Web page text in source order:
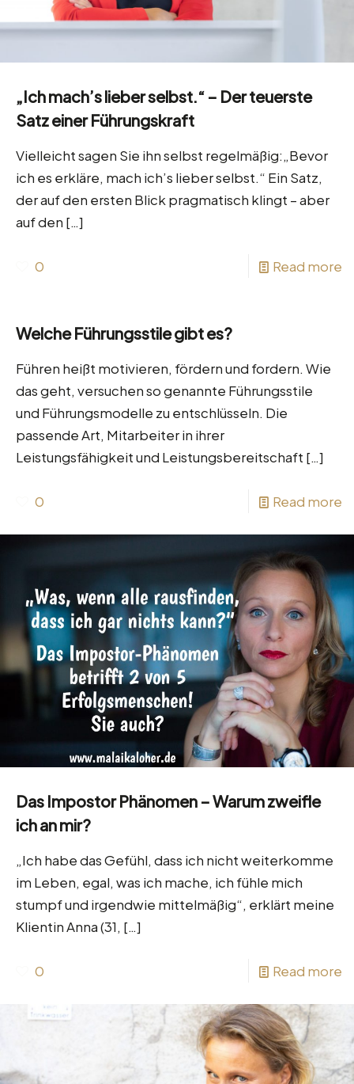
„Ich mach’s lieber selbst.“ – Der teuerste
Satz einer Führungskraft
Vielleicht sagen Sie ihn selbst regelmäßig:„Bevor
ich es erkläre, mach ich’s lieber selbst.“ Ein Satz,
der auf den ersten Blick pragmatisch klingt – aber
auf den […]
0 Read more
Welche Führungsstile gibt es?
Führen heißt motivieren, fördern und fordern. Wie
das geht, versuchen so genannte Führungsstile
und Führungsmodelle zu entschlüsseln. Die
passende Art, Mitarbeiter in ihrer
Leistungsfähigkeit und Leistungsbereitschaft […]
0 Read more
Das Impostor Phänomen – Warum zweifle
ich an mir?
„Ich habe das Gefühl, dass ich nicht weiterkomme
im Leben, egal, was ich mache, ich fühle mich
stumpf und irgendwie mittelmäßig“, erklärt meine
Klientin Anna (31, […]
0 Read more